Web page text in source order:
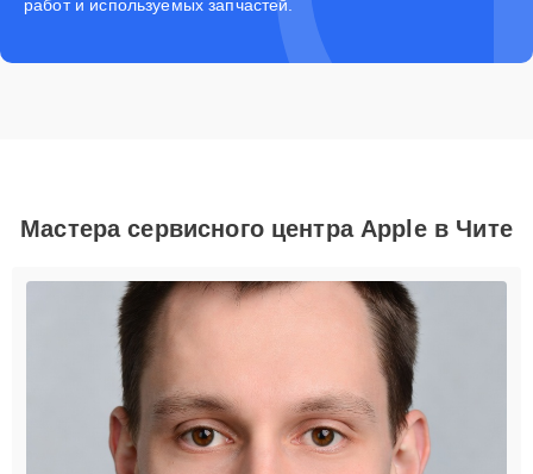
работ и используемых запчастей.
Мастера сервисного центра Apple в Чите